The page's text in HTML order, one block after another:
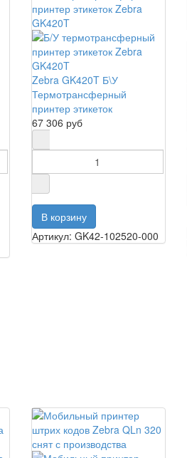
Zebra GK420T Б\У
Термотрансферный
принтер этикеток
67 306 руб
Артикул: GK42-102520-000